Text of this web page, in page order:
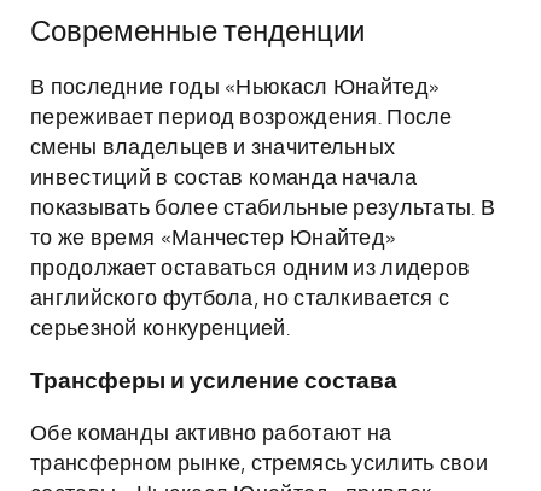
Современные тенденции
В последние годы «Ньюкасл Юнайтед»
переживает период возрождения. После
смены владельцев и значительных
инвестиций в состав команда начала
показывать более стабильные результаты. В
то же время «Манчестер Юнайтед»
продолжает оставаться одним из лидеров
английского футбола, но сталкивается с
серьезной конкуренцией.
Трансферы и усиление состава
Обе команды активно работают на
трансферном рынке, стремясь усилить свои